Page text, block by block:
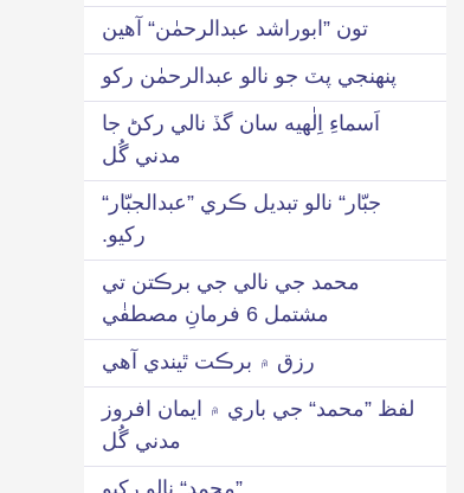
تون ”ابوراشد عبدالرحمٰن“ آهين
پنهنجي پٽ جو نالو عبدالرحمٰن رکو
اَسماءِ اِلٰهيه سان گڏ نالي رکڻ جا
مدني گُل
جبّار“ نالو تبديل ڪري ”عبدالجبّار“
رکيو.
محمد جي نالي جي برڪتن تي
مشتمل 6 فرمانِ مصطفٰي
رزق ۾ برڪت ٿيندي آهي
لفظ ”محمد“ جي باري ۾ ايمان افروز
مدني گُل
”محمد“ نالو رکيو